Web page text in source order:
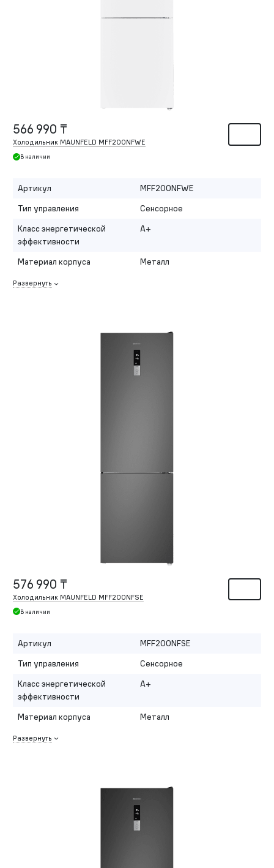
566 990 ₸
Холодильник MAUNFELD MFF200NFWE
В наличии
Артикул
MFF200NFWE
Тип управления
Сенсорное
Класс энергетической
эффективности
A+
Материал корпуса Металл
Развернуть
576 990 ₸
Холодильник MAUNFELD MFF200NFSE
В наличии
Артикул
MFF200NFSE
Тип управления
Сенсорное
Класс энергетической
эффективности
A+
Материал корпуса Металл
Развернуть